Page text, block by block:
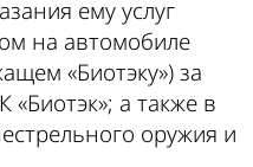
ему услуг
на автомобиле
«Биотэку») за
а также в
оружия и